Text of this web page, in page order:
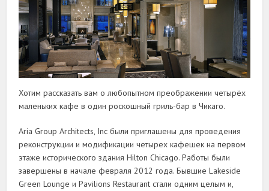
Хотим рассказать вам о любопытном преображении четырёх
маленьких кафе в один роскошный гриль-бар в Чикаго.
Aria Group Architects, Inc были приглашены для проведения
реконструкции и модификации четырех кафешек на первом
этаже исторического здания Hilton Chicago. Работы были
завершены в начале февраля 2012 года. Бывшие Lakeside
Green Lounge и Pavilions Restaurant стали одним целым и,